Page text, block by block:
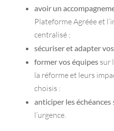
avoir un
Plateforme Agréée et
centralisé ;
sécuriser et adapter
former vos équipes sur
la réforme et leurs
choisis :
anticiper les échéances
l’urgence.